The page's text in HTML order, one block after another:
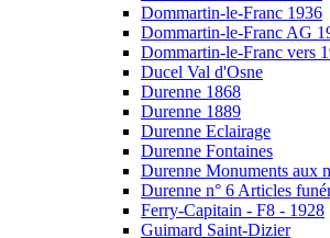
Dommartin-le-Franc 1936
Dommartin-le-Franc AG
Dommartin-le-Franc vers
Ducel Val d'Osne
Durenne 1868
Durenne 1889
Durenne Eclairage
Durenne Fontaines
Durenne Monuments aux
Durenne n° 6 Articles
Ferry-Capitain - F8 - 1928
Guimard Saint-Dizier